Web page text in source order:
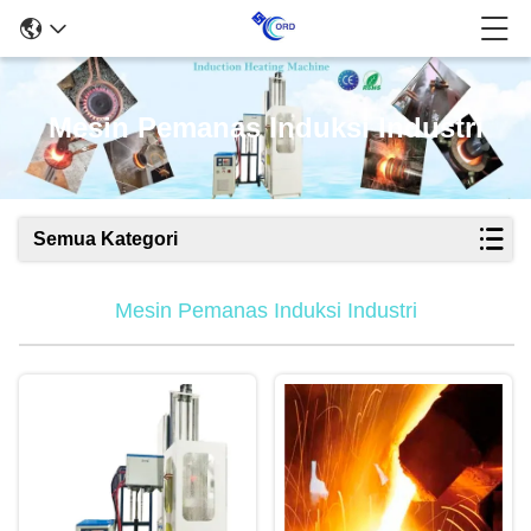
Mesin Pemanas Induksi Industri
Semua Kategori
Mesin Pemanas Induksi Industri